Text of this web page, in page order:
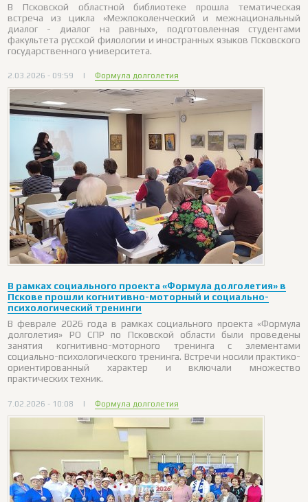
В Псковской областной библиотеке прошла тематическая
встреча из цикла «Межпоколенческий и межнациональный
диалог - диалог на равных», подготовленная студентами
факультета русской филологии и иностранных языков Псковского
государственного университета.
2.03.2026 - 09:59 | Формула долголетия
В рамках социального проекта «Формула долголетия» в
Пскове прошли когнитивно-моторный и социально-
психологический тренинги
В феврале 2026 года в рамках социального проекта «Формула
долголетия» РО СПР по Псковской области были проведены
занятия когнитивно-моторного тренинга с элементами
социально-психологического тренинга. Встречи носили практико-
ориентированный характер и включали множество
практических техник.
7.02.2026 - 10:08 | Формула долголетия